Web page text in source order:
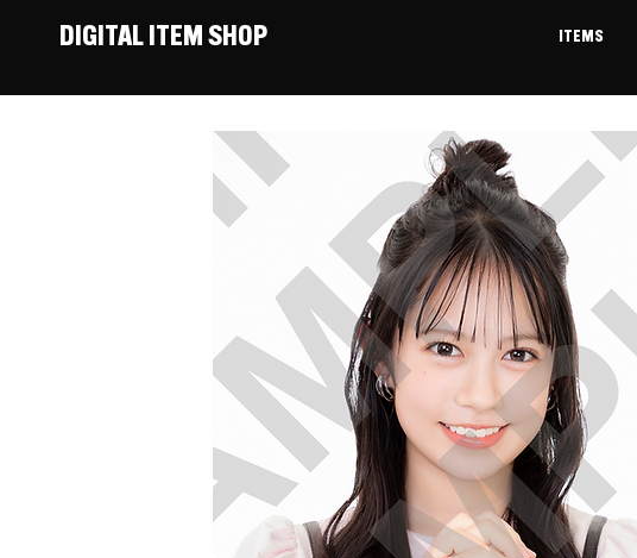
DIGITAL ITEM SHOP ITEMS